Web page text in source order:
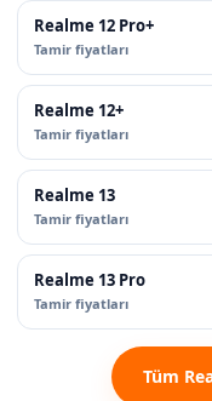
Realme 12 Pro+
Tamir fiyatları
Realme 12+
Tamir fiyatları
Realme 13
Tamir fiyatları
Realme 13 Pro
Tamir fiyatları
Tüm